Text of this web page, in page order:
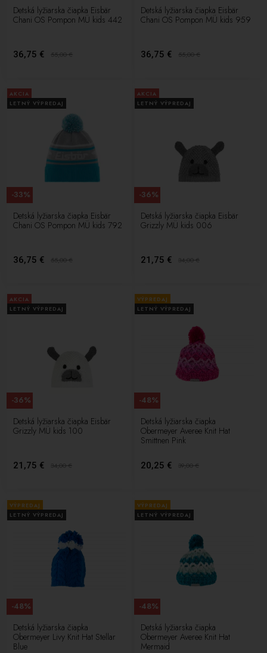
Detská lyžiarska čiapka Eisbär
Chani OS Pompon MÜ kids 442
36,75 € 55,00€
Detská lyžiarska čiapka Eisbär
Chani OS Pompon MÜ kids 959
36,75 € 55,00€
AKCIA
LETNÝ VÝPREDAJ
Detská lyžiarska čiapka Eisbär
Chani OS Pompon MÜ kids 792
36,75 € 55,00€
-33%
AKCIA
LETNÝ VÝPREDAJ
Detská lyžiarska čiapka Eisbär
Grizzly MÜ kids 006
21,75 € 34,00€
-36%
AKCIA
LETNÝ VÝPREDAJ
Detská lyžiarska čiapka Eisbär
Grizzly MÜ kids 100
21,75 € 34,00€
-36%
VÝPREDAJ
LETNÝ VÝPREDAJ
Detská lyžiarska čiapka
Obermeyer Averee Knit Hat
Smittnen Pink
20,25 € 39,00€
-48%
VÝPREDAJ
LETNÝ VÝPREDAJ
Detská lyžiarska čiapka
Obermeyer Livy Knit Hat Stellar
Blue
-48%
VÝPREDAJ
LETNÝ VÝPREDAJ
Detská lyžiarska čiapka
Obermeyer Averee Knit Hat
Mermaid
-48%